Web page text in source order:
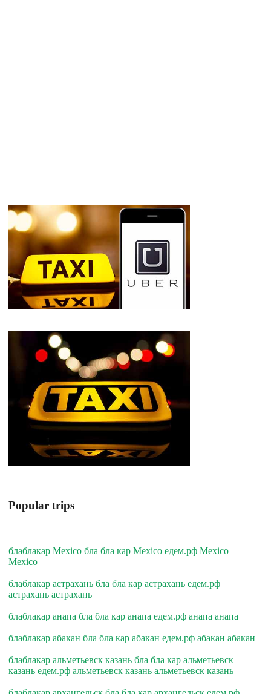
Popular trips
блаблакар Mexico бла бла кар Mexico едем.рф Mexico
Mexico
блаблакар астрахань бла бла кар астрахань едем.рф
астрахань астрахань
блаблакар анапа бла бла кар анапа едем.рф анапа анапа
блаблакар абакан бла бла кар абакан едем.рф абакан абакан
блаблакар альметьевск казань бла бла кар альметьевск
казань едем.рф альметьевск казань альметьевск казань